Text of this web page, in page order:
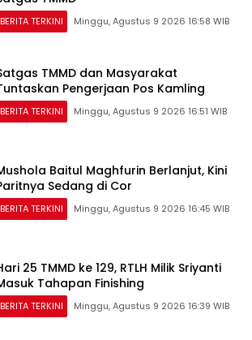
BERITA TERKINI Minggu, Agustus 9 2026 16:58 WIB
TMMD dan Masyarakat
Pengerjaan Pos Kamling
BERITA TERKINI Minggu, Agustus 9 2026 16:51 WIB
Baitul Maghfurin Berlanjut, Kini
Sedang di Cor
BERITA TERKINI Minggu, Agustus 9 2026 16:45 WIB
25 TMMD ke 129, RTLH Milik Sriyanti
Tahapan Finishing
BERITA TERKINI Minggu, Agustus 9 2026 16:39 WIB